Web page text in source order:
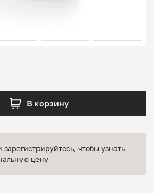
зарегистрируйтесь, чтобы узнать
цену
В корзину